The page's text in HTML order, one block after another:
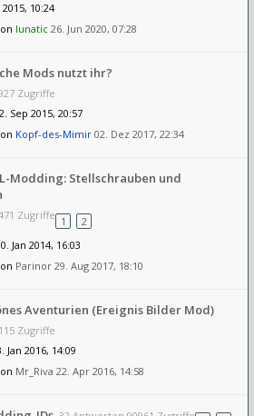
2015, 10:24
lunatic 26. Jun 2020, 07:28
Mods nutzt ihr?
Zugriffe
Sep 2015, 20:57
Kopf-des-Mimir 02. Dez 2017, 22:34
Modding: Stellschrauben und
Zugriffe 1
2
Jan 2014, 16:03
Parinor 29. Aug 2017, 18:10
Aventurien (Ereignis Bilder Mod)
Zugriffe
Jan 2016, 14:09
Mr_Riva 22. Apr 2016, 14:58